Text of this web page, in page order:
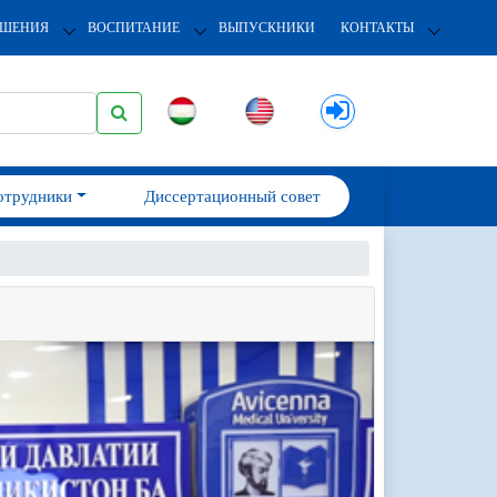
ВОСПИТАНИЕ ВЫПУСКНИКИ КОНТАКТЫ
Диссертационный совет